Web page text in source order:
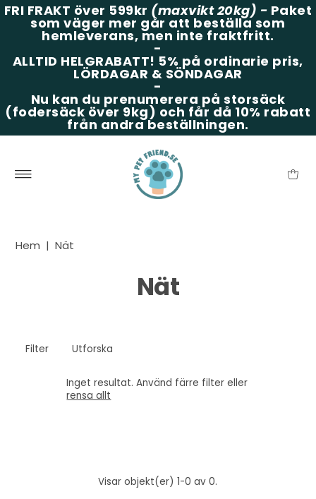
FRI FRAKT över 599kr (maxvikt 20kg) - Paket
som väger mer går att beställa som
hemleverans, men inte fraktfritt.
-
ALLTID HELGRABATT! 5% på ordinarie pris,
LÖRDAGAR & SÖNDAGAR
-
Nu kan du prenumerera på storsäck
(fodersäck över 9kg) och får då 10% rabatt
från andra beställningen.
Hem | Nät
Nät
Filter Utforska
Inget resultat. Använd färre filter eller
rensa allt
Visar objekt(er) 1-0 av 0.